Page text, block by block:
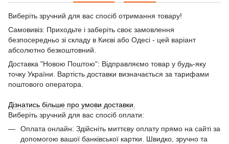
Виберіть зручний для вас спосіб отримання товару!
Самовивіз: Приходьте і заберіть своє замовлення
безпосередньо зі складу в Києві або Одесі - цей варіант
абсолютно безкоштовний.
Доставка "Новою Поштою": Відправляємо товар у будь-яку
точку України. Вартість доставки визначається за тарифами
поштового оператора.
Дізнатись більше про умови доставки.
Виберіть зручний для вас спосіб оплати:
Оплата онлайн: Здійсніть миттєву оплату прямо на сайті за
допомогою вашої банківської картки. Швидко, зручно та